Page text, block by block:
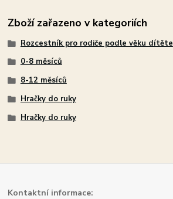
Zboží zařazeno v kategoriích
Rozcestník pro rodiče podle věku dítěte
0-8 měsíců
8-12 měsíců
Hračky do ruky
Hračky do ruky
Kontaktní informace: